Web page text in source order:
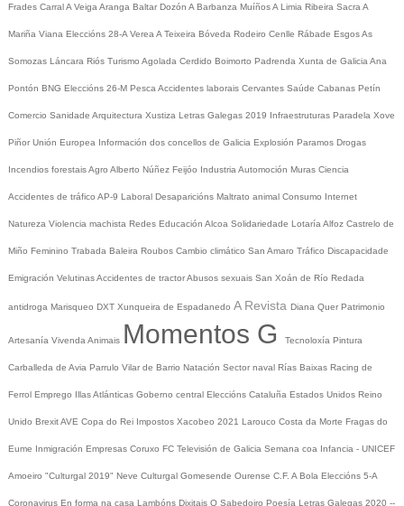
Frades CarralA Veiga Aranga Baltar Dozón A Barbanza MuíñosA Limia Ribeira Sacra A
Mariña Viana Eleccións 28-A Verea A Teixeira Bóveda Rodeiro Cenlle Rábade EsgosAs
Somozas Láncara Riós Turismo Agolada Cerdido Boimorto Padrenda Xunta de Galicia Ana
Pontón BNG Eleccións 26-M Pesca Accidentes laborais Cervantes Saúde Cabanas Petín
Comercio Sanidade Arquitectura Xustiza Letras Galegas 2019 Infraestruturas Paradela Xove
Piñor Unión Europea Información dos concellos de Galicia Explosión Paramos Drogas
Incendios forestaisAgro Alberto Núñez Feijóo Industria Automoción Muras Ciencia
Accidentes de tráfico AP-9 Laboral Desaparicións Maltrato animal Consumo Internet
Natureza Violencia machista Redes Educación Alcoa Solidariedade Lotaría Alfoz Castrelo de
Miño Feminino Trabada Baleira Roubos Cambio climático San Amaro Tráfico Discapacidade
Emigración VelutinasAccidentes de tractorAbusos sexuais San Xoán de Río Redada
antidroga Marisqueo DXT Xunqueira de Espadanedo A Revista Diana Quer Patrimonio
Artesanía Vivenda Animais Momentos G Tecnoloxía Pintura
Carballeda de Avia Parrulo Vilar de Barrio Natación Sector naval Rías Baixas Racing de
Ferrol Emprego Illas Atlánticas Goberno central Eleccións Cataluña Estados Unidos Reino
Unido BrexitAVE Copa do Rei Impostos Xacobeo 2021 Larouco Costa da Morte Fragas do
Eume Inmigración Empresas Coruxo FC Televisión de Galicia Semana coa Infancia - UNICEF
Amoeiro "Culturgal 2019" Neve Culturgal Gomesende Ourense C.F. A Bola Eleccións 5-A
Coronavirus En forma na casa Lambóns Dixitais O Sabedoiro Poesía Letras Galegas 2020 --